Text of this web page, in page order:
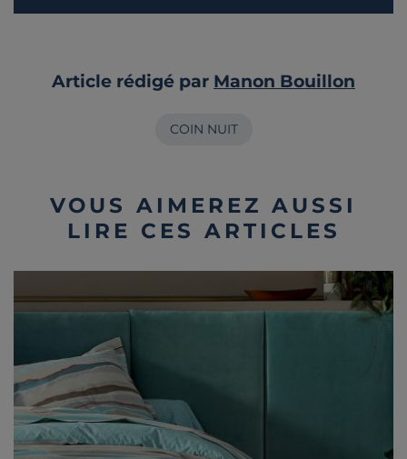
Article rédigé par Manon Bouillon
COIN NUIT
VOUS AIMEREZ AUSSI
LIRE CES ARTICLES